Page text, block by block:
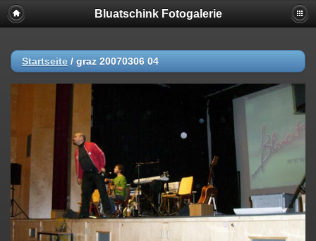
Bluatschink Fotogalerie
Startseite / graz 20070306 04